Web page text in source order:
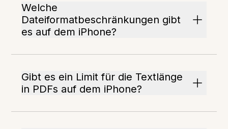
Welche
Dateiformatbeschränkungen gibt
es auf dem iPhone?
Gibt es ein Limit für die Textlänge
in PDFs auf dem iPhone?